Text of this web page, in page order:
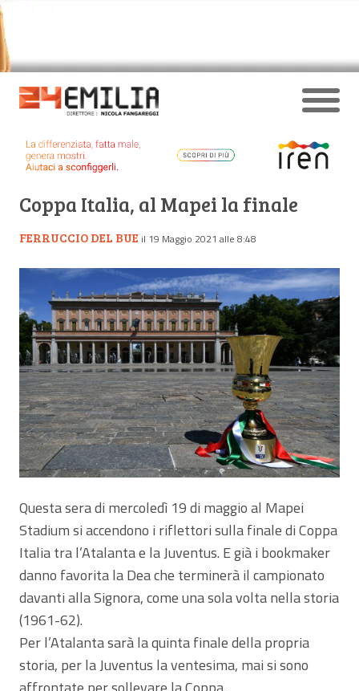
Coppa Italia, al Mapei la finale
FERRUCCIO DEL BUE il 19 Maggio 2021 alle 8:48
Questa sera di mercoledì 19 di maggio al Mapei
Stadium si accendono i riflettori sulla finale di Coppa
Italia tra l’Atalanta e la Juventus. E già i bookmaker
danno favorita la Dea che terminerà il campionato
davanti alla Signora, come una sola volta nella storia
(1961-62).
Per l’Atalanta sarà la quinta finale della propria
storia, per la Juventus la ventesima, mai si sono